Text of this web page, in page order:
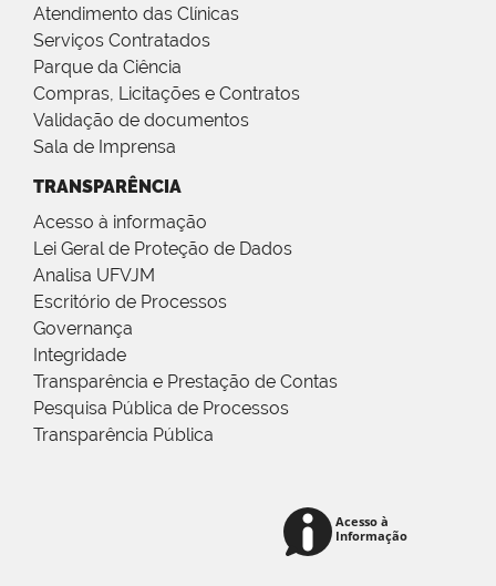
Atendimento das Clínicas
Serviços Contratados
Parque da Ciência
Compras, Licitações e Contratos
Validação de documentos
Sala de Imprensa
TRANSPARÊNCIA
Acesso à informação
Lei Geral de Proteção de Dados
Analisa UFVJM
Escritório de Processos
Governança
Integridade
Transparência e Prestação de Contas
Pesquisa Pública de Processos
Transparência Pública